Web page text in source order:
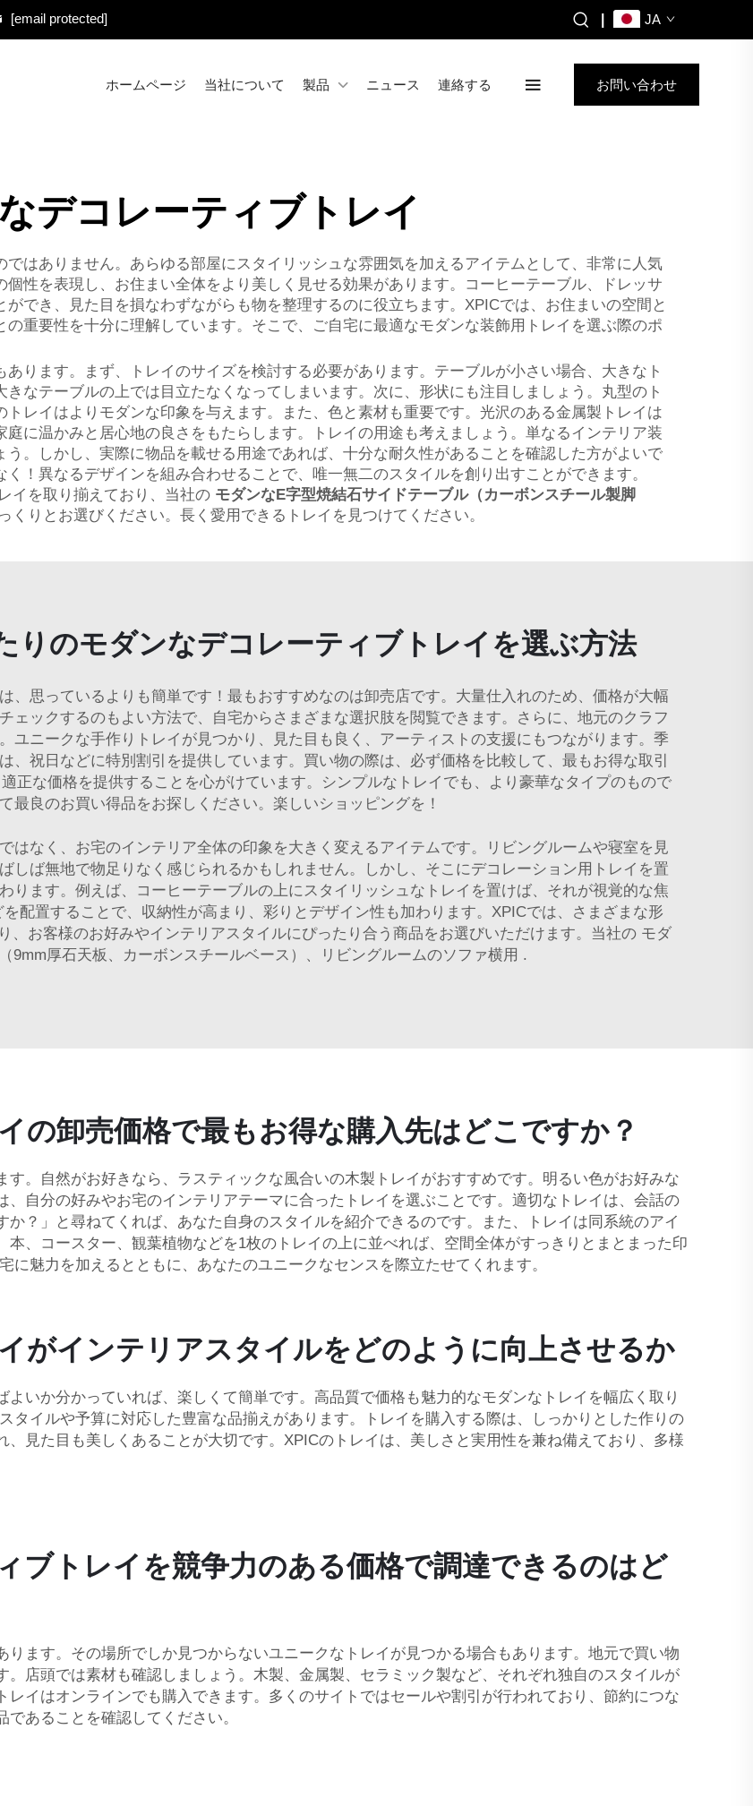
[email protected] JA
ホームページ 当社について 製品 ニュース 連絡する お問い合わせ
デコレーティブトレイ
はありません。あらゆる部屋にスタイリッシュな雰囲気を加えるアイテムとして、非常に人気
性を表現し、お住まい全体をより美しく見せる効果があります。コーヒーテーブル、ドレッサ
でき、見た目を損なわずながらも物を整理するのに役立ちます。XPICでは、お住まいの空間と
重要性を十分に理解しています。そこで、ご自宅に最適なモダンな装飾用トレイを選ぶ際のポ
ります。まず、トレイのサイズを検討する必要があります。テーブルが小さい場合、大きなト
なテーブルの上では目立たなくなってしまいます。次に、形状にも注目しましょう。丸型のト
レイはよりモダンな印象を与えます。また、色と素材も重要です。光沢のある金属製トレイは
に温かみと居心地の良さをもたらします。トレイの用途も考えましょう。単なるインテリア装
。しかし、実際に物品を載せる用途であれば、十分な耐久性があることを確認した方がよいで
！異なるデザインを組み合わせることで、唯一無二のスタイルを創り出すことができます。
イを取り揃えており、当社の モダンなE字型焼結石サイドテーブル（カーボンスチール製脚
くりとお選びください。長く愛用できるトレイを見つけてください。
りのモダンなデコレーティブトレイを選ぶ方法
、思っているよりも簡単です！最もおすすめなのは卸売店です。大量仕入れのため、価格が大幅
ェックするのもよい方法で、自宅からさまざまな選択肢を閲覧できます。さらに、地元のクラフ
ユニークな手作りトレイが見つかり、見た目も良く、アーティストの支援にもつながります。季
祝日などに特別割引を提供しています。買い物の際は、必ず価格を比較して、最もお得な取引
正な価格を提供することを心がけています。シンプルなトレイでも、より豪華なタイプのもので
最良のお買い得品をお探しください。楽しいショッピングを！
はなく、お宅のインテリア全体の印象を大きく変えるアイテムです。リビングルームや寝室を見
しば無地で物足りなく感じられるかもしれません。しかし、そこにデコレーション用トレイを置
ります。例えば、コーヒーテーブルの上にスタイリッシュなトレイを置けば、それが視覚的な焦
配置することで、収納性が高まり、彩りとデザイン性も加わります。XPICでは、さまざまな形
、お客様のお好みやインテリアスタイルにぴったり合う商品をお選びいただけます。当社の モダ
9mm厚石天板、カーボンスチールベース）、リビングルームのソファ横用 .
の卸売価格で最もお得な購入先はどこですか？
。自然がお好きなら、ラスティックな風合いの木製トレイがおすすめです。明るい色がお好みな
自分の好みやお宅のインテリアテーマに合ったトレイを選ぶことです。適切なトレイは、会話の
？」と尋ねてくれば、あなた自身のスタイルを紹介できるのです。また、トレイは同系統のアイ
、コースター、観葉植物などを1枚のトレイの上に並べれば、空間全体がすっきりとまとまった印
魅力を加えるとともに、あなたのユニークなセンスを際立たせてくれます。
がインテリアスタイルをどのように向上させるか
いか分かっていれば、楽しくて簡単です。高品質で価格も魅力的なモダンなトレイを幅広く取り
タイルや予算に対応した豊富な品揃えがあります。トレイを購入する際は、しっかりとした作りの
見た目も美しくあることが大切です。XPICのトレイは、美しさと実用性を兼ね備えており、多様
ブトレイを競争力のある価格で調達できるのはど
ます。その場所でしか見つからないユニークなトレイが見つかる場合もあります。地元で買い物
店頭では素材も確認しましょう。木製、金属製、セラミック製など、それぞれ独自のスタイルが
イはオンラインでも購入できます。多くのサイトではセールや割引が行われており、節約につな
あることを確認してください。